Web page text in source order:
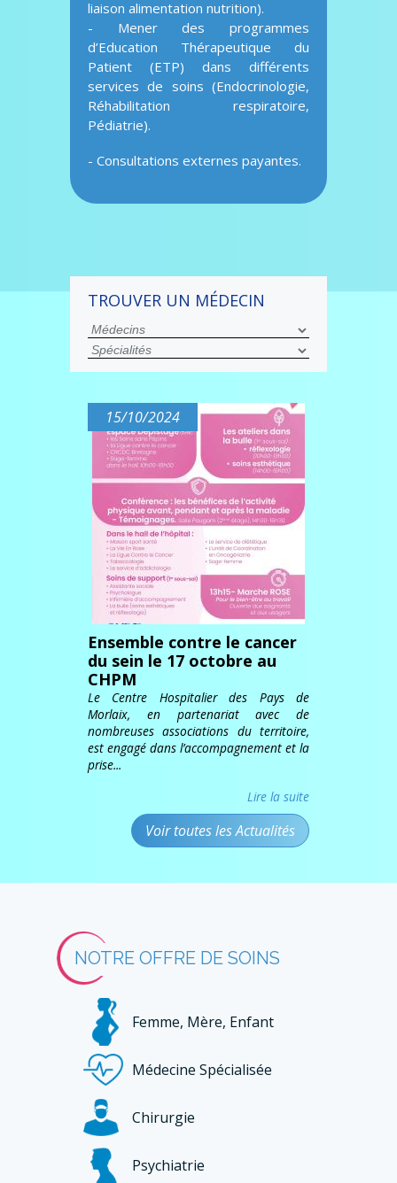
liaison alimentation nutrition).
- Mener des programmes
d’Education Thérapeutique du
Patient (ETP) dans différents
services de soins (Endocrinologie,
Réhabilitation respiratoire,
Pédiatrie).
- Consultations externes payantes.
TROUVER UN MÉDECIN
15/10/2024
Ensemble contre le cancer
du sein le 17 octobre au
CHPM
Le Centre Hospitalier des Pays de
Morlaix, en partenariat avec de
nombreuses associations du territoire,
est engagé dans l’accompagnement et la
prise...
Lire la suite
Voir toutes les Actualités
NOTRE OFFRE DE SOINS
Femme, Mère, Enfant
Médecine Spécialisée
Chirurgie
Psychiatrie